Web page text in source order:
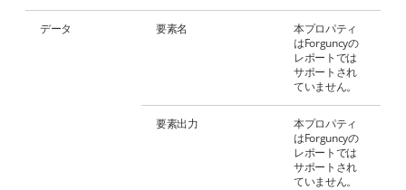
データ 要素名
本プロパティ
はForguncyの
レポートでは
サポートされ
ていません。
要素出力
本プロパティ
はForguncyの
レポートでは
サポートされ
ていません。